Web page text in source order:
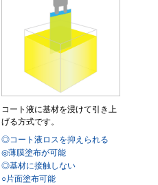
コート液に基材を浸けて引き上
げる方式です。
◎コート液ロスを抑えられる
◎薄膜塗布が可能
◎基材に接触しない
○片面塗布可能